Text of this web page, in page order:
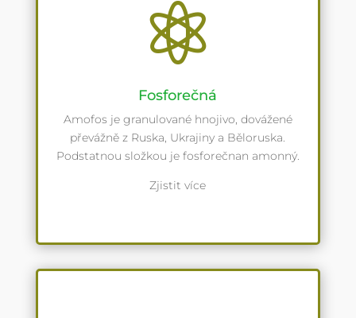

Fosforečná
Amofos je granulované hnojivo, dovážené
převážně z Ruska, Ukrajiny a Běloruska.
Podstatnou složkou je fosforečnan amonný.
Zjistit více